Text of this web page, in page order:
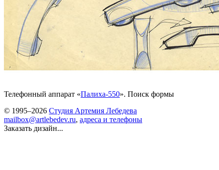
Телефонный аппарат «Палиха-550». Поиск формы
© 1995–2026 Студия Артемия Лебедева
mailbox@artlebedev.ru, адреса и телефоны
Заказать дизайн...